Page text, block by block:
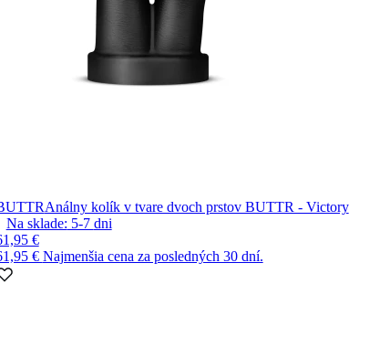
Análny kolík v tvare dvoch prstov BUTTR - Victory
Na sklade: 5-7 dni
€
€ Najmenšia cena za posledných 30 dní.